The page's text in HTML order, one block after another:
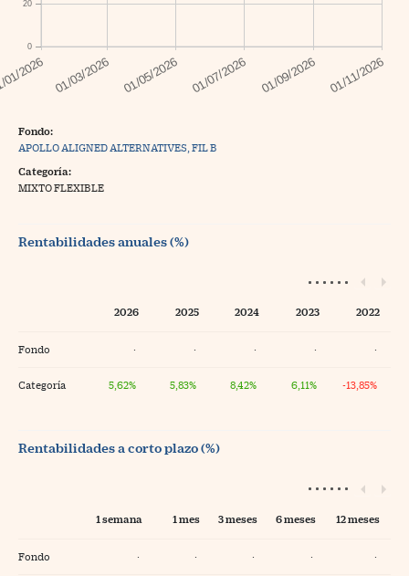
0
20
Fondo:
APOLLO ALIGNED ALTERNATIVES, FIL B
Categoría:
MIXTO FLEXIBLE
Rentabilidades anuales (%)
2026 2025 2024 2023 2022
Fondo · · · · ·
Categoría 5,62% 5,83% 8,42% 6,11% -13,85%
Rentabilidades a corto plazo (%)
1 semana 1 mes 3 meses 6 meses 12 meses
Fondo · · · · ·